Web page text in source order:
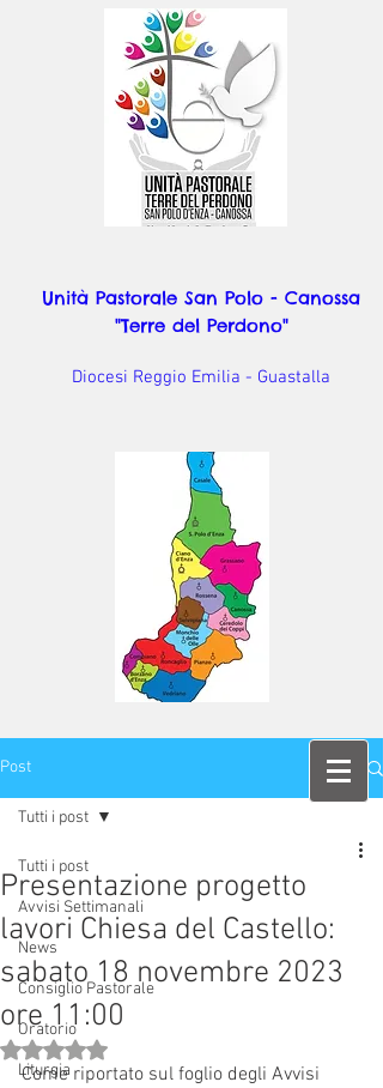
Unità Pastorale San Polo - Canossa
"Terre del Perdono"
Diocesi Reggio Emilia - Guastalla
Post
Tutti i post
Avvisi Settimanali
News
Consiglio Pastorale
Oratorio
Liturgia
Tutti i post
Presentazione progetto
lavori Chiesa del Castello:
sabato 18 novembre 2023
ore 11:00
Valutazione NaN stelle su 5.
Come riportato sul foglio degli Avvisi